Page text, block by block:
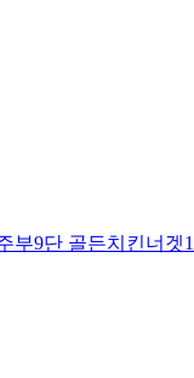
부9단 골든치킨너겟